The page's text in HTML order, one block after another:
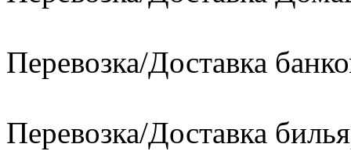
Перевозка/Доставка
Перевозка/Доставка